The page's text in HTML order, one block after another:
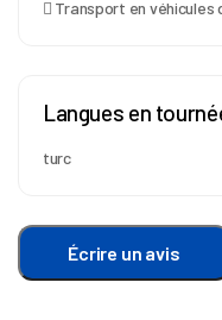
 Transport en
Langues en
turc
Écrire un avis